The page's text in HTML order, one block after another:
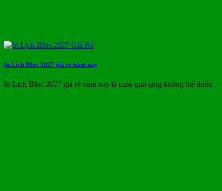
In Lịch Bloc 2027 giá rẻ năm nay
In Lịch Bloc 2027 giá rẻ năm nay là món quà tặng không thể thiếu